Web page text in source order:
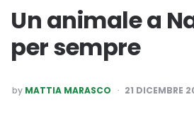
Un animale a
per sempre
POSTED
BY
by MATTIA MARASCO 21 DICEMBRE